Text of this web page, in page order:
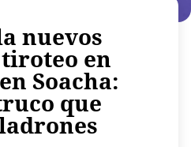
nuevos
en
Soacha:
que